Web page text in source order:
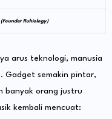
Ruhiology)
arus teknologi, manusia
Gadget semakin pintar,
banyak orang justru
kembali mencuat: